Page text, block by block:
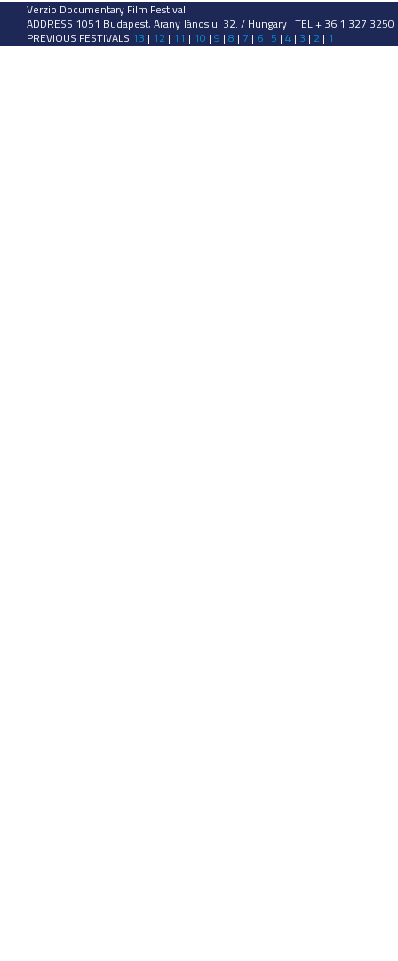
Verzio Documentary Film Festival
ADDRESS 1051 Budapest, Arany János u. 32. / Hungary | TEL + 36 1 327
PREVIOUS FESTIVALS 13 | 12 | 11 | 10 | 9 | 8 | 7 | 6 | 5 | 4 | 3 | 2 | 1